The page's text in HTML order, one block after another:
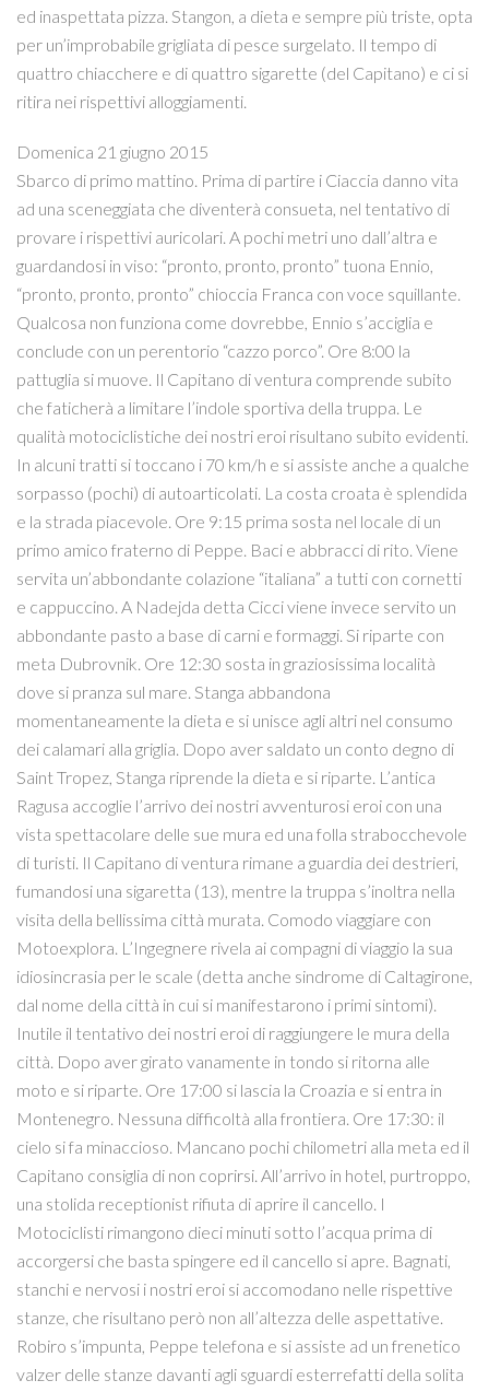
ed inaspettata pizza. Stangon, a dieta e sempre più triste, opta
per un’improbabile grigliata di pesce surgelato. Il tempo di
quattro chiacchere e di quattro sigarette (del Capitano) e ci si
ritira nei rispettivi alloggiamenti.
Domenica 21 giugno 2015
Sbarco di primo mattino. Prima di partire i Ciaccia danno vita
ad una sceneggiata che diventerà consueta, nel tentativo di
provare i rispettivi auricolari. A pochi metri uno dall’altra e
guardandosi in viso: “pronto, pronto, pronto” tuona Ennio,
“pronto, pronto, pronto” chioccia Franca con voce squillante.
Qualcosa non funziona come dovrebbe, Ennio s’acciglia e
conclude con un perentorio “cazzo porco”. Ore 8:00 la
pattuglia si muove. Il Capitano di ventura comprende subito
che faticherà a limitare l’indole sportiva della truppa. Le
qualità motociclistiche dei nostri eroi risultano subito evidenti.
In alcuni tratti si toccano i 70 km/h e si assiste anche a qualche
sorpasso (pochi) di autoarticolati. La costa croata è splendida
e la strada piacevole. Ore 9:15 prima sosta nel locale di un
primo amico fraterno di Peppe. Baci e abbracci di rito. Viene
servita un’abbondante colazione “italiana” a tutti con cornetti
e cappuccino. A Nadejda detta Cicci viene invece servito un
abbondante pasto a base di carni e formaggi. Si riparte con
meta Dubrovnik. Ore 12:30 sosta in graziosissima località
dove si pranza sul mare. Stanga abbandona
momentaneamente la dieta e si unisce agli altri nel consumo
dei calamari alla griglia. Dopo aver saldato un conto degno di
Saint Tropez, Stanga riprende la dieta e si riparte. L’antica
Ragusa accoglie l’arrivo dei nostri avventurosi eroi con una
vista spettacolare delle sue mura ed una folla strabocchevole
di turisti. Il Capitano di ventura rimane a guardia dei destrieri,
fumandosi una sigaretta (13), mentre la truppa s’inoltra nella
visita della bellissima città murata. Comodo viaggiare con
Motoexplora. L’Ingegnere rivela ai compagni di viaggio la sua
idiosincrasia per le scale (detta anche sindrome di Caltagirone,
dal nome della città in cui si manifestarono i primi sintomi).
Inutile il tentativo dei nostri eroi di raggiungere le mura della
città. Dopo aver girato vanamente in tondo si ritorna alle
moto e si riparte. Ore 17:00 si lascia la Croazia e si entra in
Montenegro. Nessuna difficoltà alla frontiera. Ore 17:30: il
cielo si fa minaccioso. Mancano pochi chilometri alla meta ed il
Capitano consiglia di non coprirsi. All’arrivo in hotel, purtroppo,
una stolida receptionist rifiuta di aprire il cancello. I
Motociclisti rimangono dieci minuti sotto l’acqua prima di
accorgersi che basta spingere ed il cancello si apre. Bagnati,
stanchi e nervosi i nostri eroi si accomodano nelle rispettive
stanze, che risultano però non all’altezza delle aspettative.
Robiro s’impunta, Peppe telefona e si assiste ad un frenetico
valzer delle stanze davanti agli sguardi esterrefatti della solita